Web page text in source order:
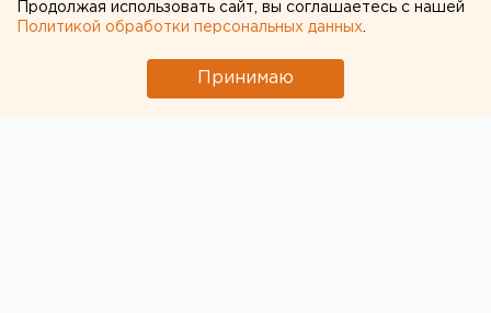
Челябинска планируется
капитальный ремонт
Продолжая использовать сайт, вы соглашаетесь с нашей
Политикой обработки персональных данных
Принимаю